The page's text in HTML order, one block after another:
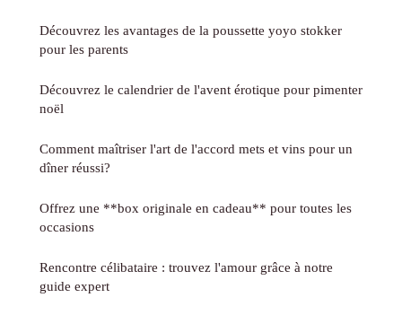
Découvrez les avantages de la poussette yoyo stokker
pour les parents
Découvrez le calendrier de l'avent érotique pour pimenter
noël
Comment maîtriser l'art de l'accord mets et vins pour un
dîner réussi?
Offrez une **box originale en cadeau** pour toutes les
occasions
Rencontre célibataire : trouvez l'amour grâce à notre
guide expert